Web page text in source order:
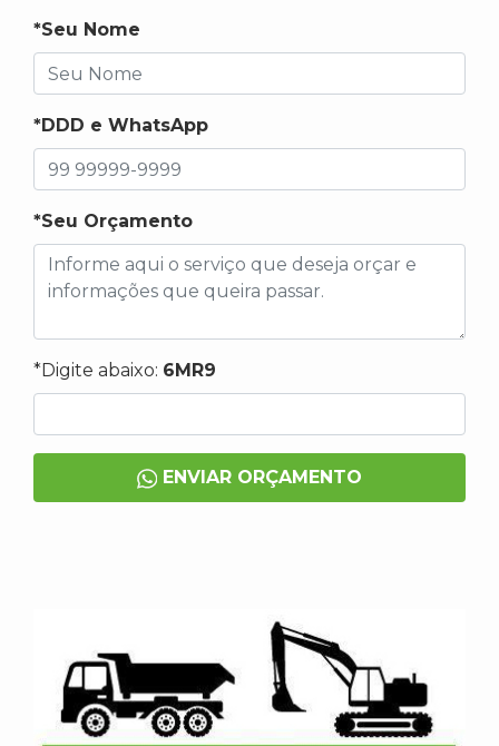
*Seu Nome
*DDD e WhatsApp
*Seu Orçamento
*Digite abaixo: 6MR9
ENVIAR ORÇAMENTO